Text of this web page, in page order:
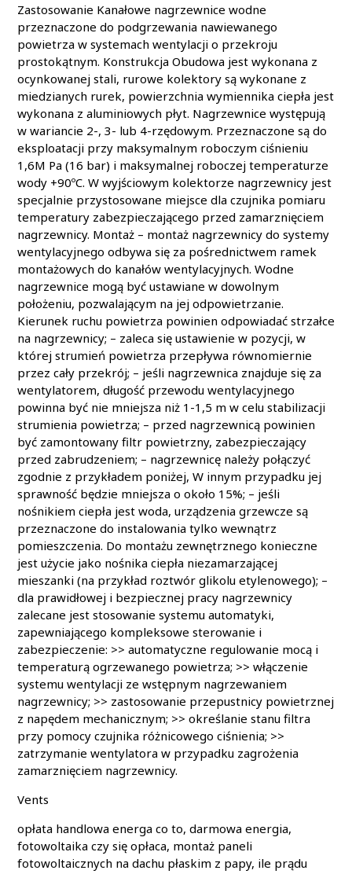
Zastosowanie Kanałowe nagrzewnice wodne
przeznaczone do podgrzewania nawiewanego
powietrza w systemach wentylacji o przekroju
prostokątnym. Konstrukcja Obudowa jest wykonana z
ocynkowanej stali, rurowe kolektory są wykonane z
miedzianych rurek, powierzchnia wymiennika ciepła jest
wykonana z aluminiowych płyt. Nagrzewnice występują
w wariancie 2-, 3- lub 4-rzędowym. Przeznaczone są do
eksploatacji przy maksymalnym roboczym ciśnieniu
1,6M Pa (16 bar) i maksymalnej roboczej temperaturze
wody +90ºC. W wyjściowym kolektorze nagrzewnicy jest
specjalnie przystosowane miejsce dla czujnika pomiaru
temperatury zabezpieczającego przed zamarznięciem
nagrzewnicy. Montaż – montaż nagrzewnicy do systemy
wentylacyjnego odbywa się za pośrednictwem ramek
montażowych do kanałów wentylacyjnych. Wodne
nagrzewnice mogą być ustawiane w dowolnym
położeniu, pozwalającym na jej odpowietrzanie.
Kierunek ruchu powietrza powinien odpowiadać strzałce
na nagrzewnicy; – zaleca się ustawienie w pozycji, w
której strumień powietrza przepływa równomiernie
przez cały przekrój; – jeśli nagrzewnica znajduje się za
wentylatorem, długość przewodu wentylacyjnego
powinna być nie mniejsza niż 1-1,5 m w celu stabilizacji
strumienia powietrza; – przed nagrzewnicą powinien
być zamontowany filtr powietrzny, zabezpieczający
przed zabrudzeniem; – nagrzewnicę należy połączyć
zgodnie z przykładem poniżej, W innym przypadku jej
sprawność będzie mniejsza o około 15%; – jeśli
nośnikiem ciepła jest woda, urządzenia grzewcze są
przeznaczone do instalowania tylko wewnątrz
pomieszczenia. Do montażu zewnętrznego konieczne
jest użycie jako nośnika ciepła niezamarzającej
mieszanki (na przykład roztwór glikolu etylenowego); –
dla prawidłowej i bezpiecznej pracy nagrzewnicy
zalecane jest stosowanie systemu automatyki,
zapewniającego kompleksowe sterowanie i
zabezpieczenie: >> automatyczne regulowanie mocą i
temperaturą ogrzewanego powietrza; >> włączenie
systemu wentylacji ze wstępnym nagrzewaniem
nagrzewnicy; >> zastosowanie przepustnicy powietrznej
z napędem mechanicznym; >> określanie stanu filtra
przy pomocy czujnika różnicowego ciśnienia; >>
zatrzymanie wentylatora w przypadku zagrożenia
zamarznięciem nagrzewnicy.
Vents
opłata handlowa energa co to, darmowa energia,
fotowoltaika czy się opłaca, montaż paneli
fotowoltaicznych na dachu płaskim z papy, ile prądu